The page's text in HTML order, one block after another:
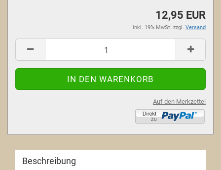
12,95 EUR
inkl. 19% MwSt. zzgl. Versand
Auf den Merkzettel
Beschreibung